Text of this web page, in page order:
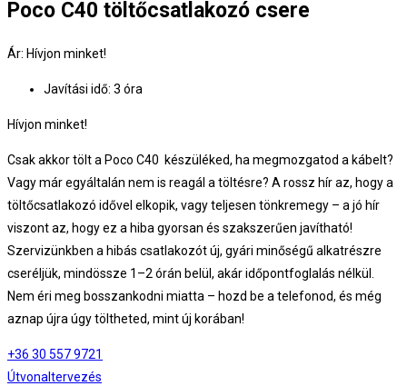
Poco C40 töltőcsatlakozó csere
Ár: Hívjon minket!
Javítási idő: 3 óra
Hívjon minket!
Csak akkor tölt a Poco C40 készüléked, ha megmozgatod a kábelt?
Vagy már egyáltalán nem is reagál a töltésre? A rossz hír az, hogy a
töltőcsatlakozó idővel elkopik, vagy teljesen tönkremegy – a jó hír
viszont az, hogy ez a hibagyorsan és szakszerűen javítható!
Szervizünkben a hibás csatlakozót új, gyári minőségű alkatrészre
cseréljük, mindössze 1–2 órán belül, akár időpontfoglalás nélkül.
Nem éri meg bosszankodni miatta – hozd be a telefonod, és még
aznap újra úgy töltheted, mint új korában!
+36 30 557 9721
Útvonaltervezés